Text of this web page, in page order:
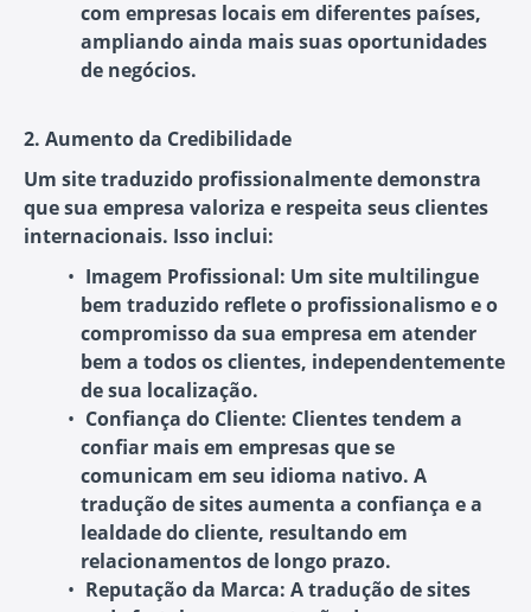
com empresas locais em diferentes países,
ampliando ainda mais suas oportunidades
de negócios.
2. Aumento da Credibilidade
Um site traduzido profissionalmente demonstra
que sua empresa valoriza e respeita seus clientes
internacionais. Isso inclui:
Imagem Profissional: Um site multilingue
bem traduzido reflete o profissionalismo e o
compromisso da sua empresa em atender
bem a todos os clientes, independentemente
de sua localização.
Confiança do Cliente: Clientes tendem a
confiar mais em empresas que se
comunicam em seu idioma nativo. A
tradução de sites aumenta a confiança e a
lealdade do cliente, resultando em
relacionamentos de longo prazo.
Reputação da Marca: A tradução de sites